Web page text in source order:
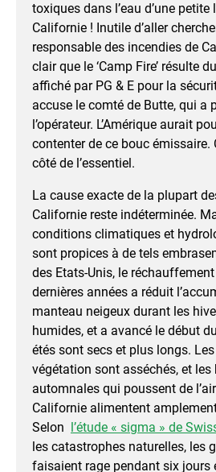
toxiques dans l’eau d’une petite
Californie ! Inutile d’aller
responsable des incendies de
clair que le ‘Camp Fire’ résulte
affiché par PG & E pour la
accuse le comté de Butte, qui a
l’opérateur. L’Amérique aurait
contenter de ce bouc émissaire.
côté de l’essentiel.
La cause exacte de la plupart
Californie reste indéterminée.
conditions climatiques et
sont propices à de tels
des Etats-Unis, le
dernières années a réduit
manteau neigeux durant les
humides, et a avancé le début
étés sont secs et plus longs.
végétation sont asséchés, et les
automnales qui poussent de
Californie alimentent
Selon
l’étude « sigma » de
les catastrophes naturelles, les
faisaient rage pendant six jours